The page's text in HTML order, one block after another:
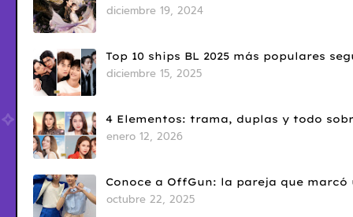
diciembre 19, 2024
Top 10 ships BL 2025 más populares
diciembre 15, 2025
4 Elementos: trama, duplas y todo
enero 12, 2026
Conoce a OffGun: la pareja que
octubre 22, 2025